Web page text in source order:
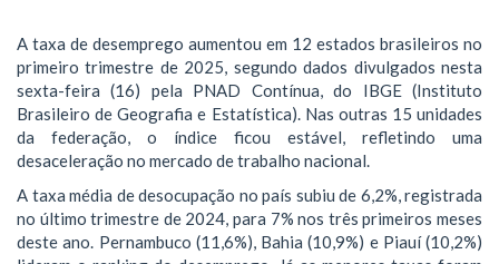
A taxa de desemprego aumentou em 12 estados brasileiros no
primeiro trimestre de 2025, segundo dados divulgados nesta
sexta-feira (16) pela PNAD Contínua, do IBGE (Instituto
Brasileiro de Geografia e Estatística). Nas outras 15 unidades
da federação, o índice ficou estável, refletindo uma
desaceleração no mercado de trabalho nacional.
A taxa média de desocupação no país subiu de 6,2%, registrada
no último trimestre de 2024, para 7% nos três primeiros meses
deste ano. Pernambuco (11,6%), Bahia (10,9%) e Piauí (10,2%)